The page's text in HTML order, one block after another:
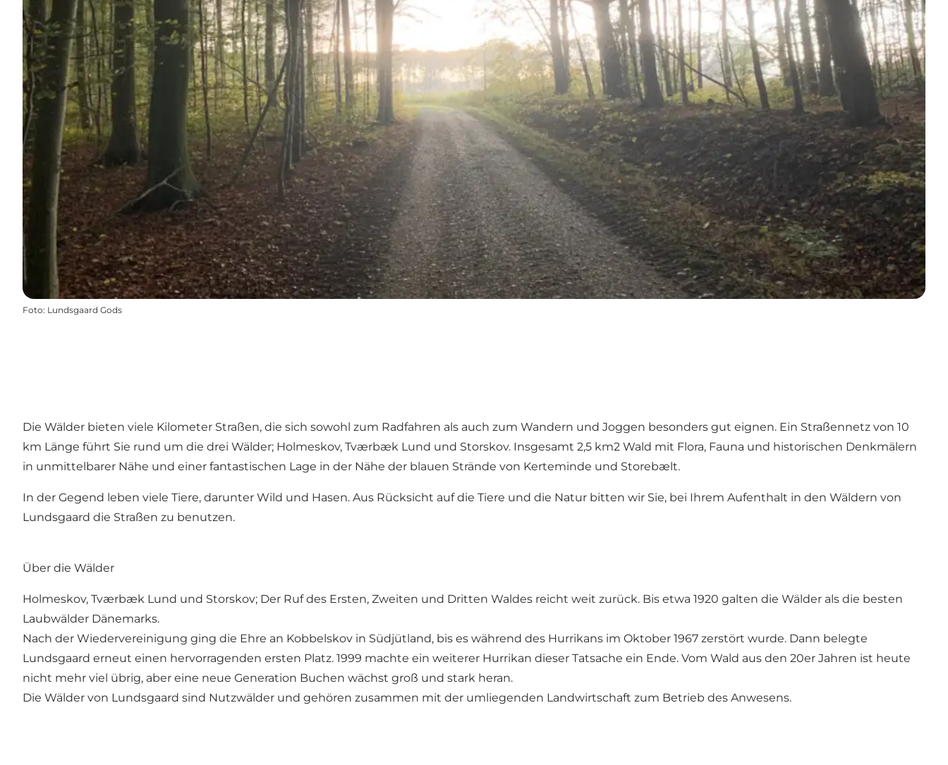
Foto: Lundsgaard Gods
Die Wälder bieten viele Kilometer Straßen, die sich sowohl zum Radfahren als auch zum Wandern und Joggen besonders gut eignen. Ein Straßennetz von 10
km Länge führt Sie rund um die drei Wälder; Holmeskov, Tværbæk Lund und Storskov. Insgesamt 2,5 km2 Wald mit Flora, Fauna und historischen Denkmälern
in unmittelbarer Nähe und einer fantastischen Lage in der Nähe der blauen Strände von Kerteminde und Storebælt.
In der Gegend leben viele Tiere, darunter Wild und Hasen. Aus Rücksicht auf die Tiere und die Natur bitten wir Sie, bei Ihrem Aufenthalt in den Wäldern von
Lundsgaard die Straßen zu benutzen.
Über die Wälder
Holmeskov, Tværbæk Lund und Storskov; Der Ruf des Ersten, Zweiten und Dritten Waldes reicht weit zurück. Bis etwa 1920 galten die Wälder als die besten
Laubwälder Dänemarks.
Nach der Wiedervereinigung ging die Ehre an Kobbelskov in Südjütland, bis es während des Hurrikans im Oktober 1967 zerstört wurde. Dann belegte
Lundsgaard erneut einen hervorragenden ersten Platz. 1999 machte ein weiterer Hurrikan dieser Tatsache ein Ende. Vom Wald aus den 20er Jahren ist heute
nicht mehr viel übrig, aber eine neue Generation Buchen wächst groß und stark heran.
Die Wälder von Lundsgaard sind Nutzwälder und gehören zusammen mit der umliegenden Landwirtschaft zum Betrieb des Anwesens.